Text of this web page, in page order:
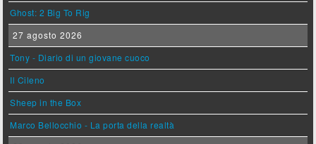
Ghost: 2 Big To Rig
27 agosto 2026
Tony - Diario di un giovane cuoco
Il Cileno
Sheep in the Box
Marco Bellocchio - La porta della realtà